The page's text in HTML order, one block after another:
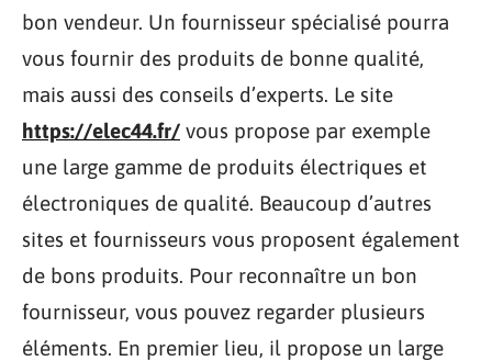
bon vendeur. Un fournisseur spécialisé pourra
vous fournir des produits de bonne qualité,
mais aussi des conseils d’experts. Le site
https://elec44.fr/ vous propose par exemple
une large gamme de produits électriques et
électroniques de qualité. Beaucoup d’autres
sites et fournisseurs vous proposent également
de bons produits. Pour reconnaître un bon
fournisseur, vous pouvez regarder plusieurs
éléments. En premier lieu, il propose un large